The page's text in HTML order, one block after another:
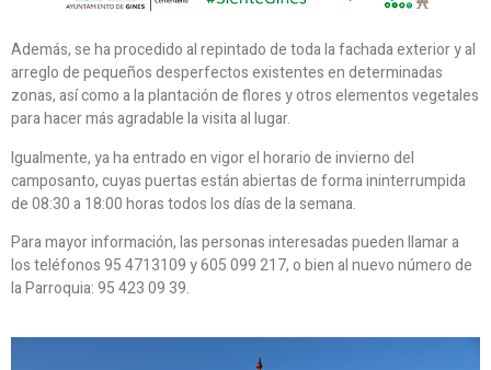
Además, se ha procedido al repintado de toda la fachada exterior y al
arreglo de pequeños desperfectos existentes en determinadas
zonas, así como a la plantación de flores y otros elementos vegetales
para hacer más agradable la visita al lugar.
Igualmente, ya ha entrado en vigor el horario de invierno del
camposanto, cuyas puertas están abiertas de forma ininterrumpida
de 08:30 a 18:00 horas todos los días de la semana.
Para mayor información, las personas interesadas pueden llamar a
los teléfonos 95 4713109 y 605 099 217, o bien al nuevo número de
la Parroquia: 95 423 09 39.